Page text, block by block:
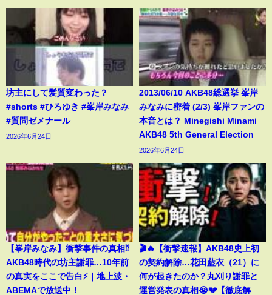
坊主にして髪質変わった？
#shorts #ひろゆき #峯岸みなみ
#質問ゼメナール
2026年6月24日
2013/06/10 AKB48総選挙 峯岸
みなみに密着 (2/3) 峯岸ファンの
本音とは？ Minegishi Minami
AKB48 5th General Election
2026年6月24日
【峯岸みなみ】衝撃事件の真相⁉️
AKB48時代の坊主謝罪…10年前
の真実をここで告白⚡️｜地上波・
ABEMAで放送中！
🎬🔥【衝撃速報】AKB48史上初
の契約解除…花田藍衣（21）に
何が起きたのか？丸刈り謝罪と
運営発表の真相😭💔【徹底解